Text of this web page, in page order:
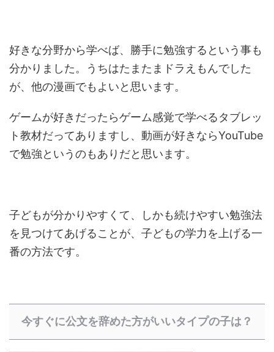
好きな分野から学べば、勝手に勉強するという事も
分かりました。うちはたまたまドラえもんでした
が、他の漫画でもよいと思います。
ゲームが好きだったらゲーム感覚で学べるタブレッ
ト教材だってありますし、動画が好きならYouTube
で勉強というのもありだと思います。
子どもが分かりやすくて、しかも続けやすい勉強法
を見つけてあげることが、子どもの学力を上げる一
番の方法です。
今すぐに公文を辞めた方がいいタイプの子は？